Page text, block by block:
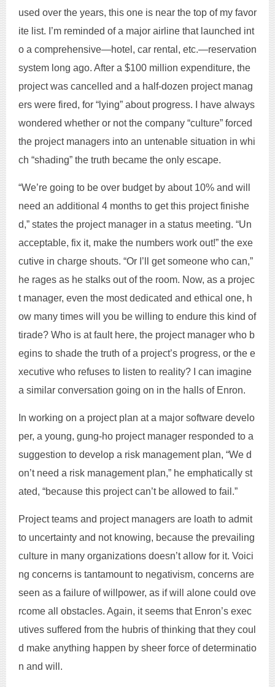
used over the years, this one is near the top of my favor
ite list. I’m reminded of a major airline that launched int
o a comprehensive—hotel, car rental, etc.—reservation
system long ago. After a $100 million expenditure, the
project was cancelled and a half-dozen project manag
ers were fired, for “lying” about progress. I have always
wondered whether or not the company “culture” forced
the project managers into an untenable situation in whi
ch “shading” the truth became the only escape.
“We’re going to be over budget by about 10% and will
need an additional 4 months to get this project finishe
d,” states the project manager in a status meeting. “Un
acceptable, fix it, make the numbers work out!” the exe
cutive in charge shouts. “Or I’ll get someone who can,”
he rages as he stalks out of the room. Now, as a projec
t manager, even the most dedicated and ethical one, h
ow many times will you be willing to endure this kind of
tirade? Who is at fault here, the project manager who b
egins to shade the truth of a project’s progress, or the e
xecutive who refuses to listen to reality? I can imagine
a similar conversation going on in the halls of Enron.
In working on a project plan at a major software develo
per, a young, gung-ho project manager responded to a
suggestion to develop a risk management plan, “We d
on’t need a risk management plan,” he emphatically st
ated, “because this project can’t be allowed to fail.”
Project teams and project managers are loath to admit
to uncertainty and not knowing, because the prevailing
culture in many organizations doesn’t allow for it. Voici
ng concerns is tantamount to negativism, concerns are
seen as a failure of willpower, as if will alone could ove
rcome all obstacles. Again, it seems that Enron’s exec
utives suffered from the hubris of thinking that they coul
d make anything happen by sheer force of determinatio
n and will.